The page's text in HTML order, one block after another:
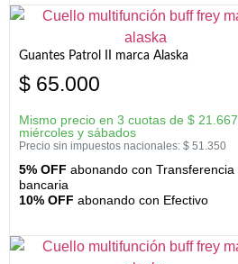
Guantes Patrol II marca Alaska
$ 65.000
Mismo precio en 3 cuotas de $ 21.667
miércoles y sábados
Precio sin impuestos nacionales: $ 51.350
5% OFF abonando con Transferencia
bancaria
10% OFF abonando con Efectivo